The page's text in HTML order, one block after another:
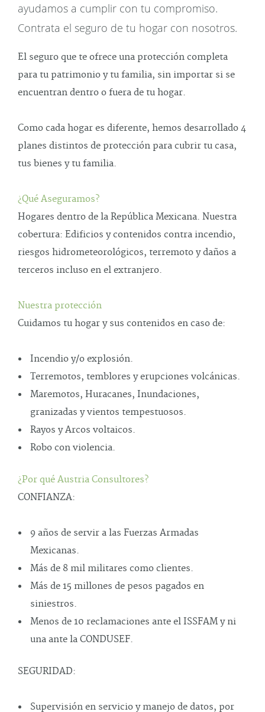
ayudamos a cumplir con tu compromiso.
Contrata el seguro de tu hogar con nosotros.
El seguro que te ofrece una protección completa
para tu patrimonio y tu familia, sin importar si se
encuentran dentro o fuera de tu hogar.
Como cada hogar es diferente, hemos desarrollado 4
planes distintos de protección para cubrir tu casa,
tus bienes y tu familia.
¿Qué Aseguramos?
Hogares dentro de la República Mexicana. Nuestra
cobertura: Edificios y contenidos contra incendio,
riesgos hidrometeorológicos, terremoto y daños a
terceros incluso en el extranjero.
Nuestra protección
Cuidamos tu hogar y sus contenidos en caso de:
Incendio y/o explosión.
Terremotos, temblores y erupciones volcánicas.
Maremotos, Huracanes, Inundaciones,
granizadas y vientos tempestuosos.
Rayos y Arcos voltaicos.
Robo con violencia.
¿Por qué Austria Consultores?
CONFIANZA:
9 años de servir a las Fuerzas Armadas
Mexicanas.
Más de 8 mil militares como clientes.
Más de 15 millones de pesos pagados en
siniestros.
Menos de 10 reclamaciones ante el ISSFAM y ni
una ante la CONDUSEF.
SEGURIDAD:
Supervisión en servicio y manejo de datos, por